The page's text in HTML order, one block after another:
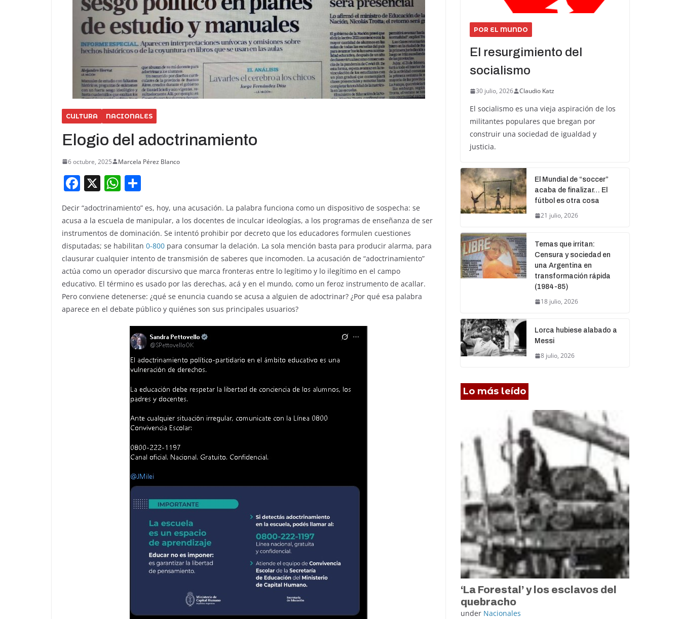
CULTURA NACIONALES
Elogio del adoctrinamiento
6 octubre, 2025 Marcela Pérez Blanco
F
c
e
b
o
o
k
X W
h
at
s
A
p
p
ar
e
Decir “adoctrinamiento” es, hoy, una acusación. La palabra funciona como un dispositivo de sospecha: se
acusa a la escuela de manipular, a los docentes de inculcar ideologías, a los programas de enseñanza de ser
instrumentos de dominación. Se intentó prohibir por decreto que los educadores formulen cuestiones
disputadas; se habilitan 0-800 para consumar la delación. La sola mención basta para producir alarma, para
clausurar cualquier intento de transmisión de saberes que incomoden. La acusación de “adoctrinamiento”
actúa como un operador discursivo que marca fronteras entre lo legítimo y lo ilegítimo en el campo
educativo. El término es usado por las derechas, acá y en el mundo, como un feroz instrumento de acallar.
Pero conviene detenerse: ¿qué se enuncia cuando se acusa a alguien de adoctrinar? ¿Por qué esa palabra
aparece en el debate público y quiénes son sus principales usuarios?
POR EL MUNDO
El resurgimiento del
socialismo
30 julio, 2026 Claudio Katz
El socialismo es una vieja aspiración de los
militantes populares que bregan por
construir una sociedad de igualdad y
justicia.
El Mundial de “soccer”
acaba de finalizar… El
fútbol es otra cosa
21 julio, 2026
Temas que irritan:
Censura y sociedad en
una Argentina en
transformación rápida
(1984-85)
18 julio, 2026
Lorca hubiese alabado a
Messi
8 julio, 2026
Lo más leído
‘La Forestal’ y los esclavos del
quebracho
under Nacionales